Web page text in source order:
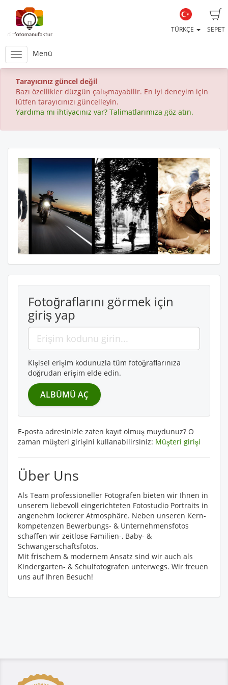
SEPET
TÜRKÇE
Menü
Tarayıcınız güncel değil
Bazı özellikler düzgün çalışmayabilir. En iyi deneyim için
lütfen tarayıcınızı güncelleyin.
Yardıma mı ihtiyacınız var? Talimatlarımıza göz atın.
Fotoğraflarını görmek için
giriş yap
Kişisel erişim kodunuzla tüm fotoğraflarınıza
doğrudan erişim elde edin.
E-posta adresinizle zaten kayıt olmuş muydunuz? O
zaman müşteri girişini kullanabilirsiniz: Müşteri girişi
Über Uns
Als Team professioneller Fotografen bieten wir Ihnen in
unserem liebevoll eingerichteten Fotostudio Portraits in
angenehm lockerer Atmosphäre. Neben unseren Kern-
kompetenzen Bewerbungs- & Unternehmensfotos
schaffen wir zeitlose Familien-, Baby- &
Schwangerschaftsfotos.
Mit frischem & modernem Ansatz sind wir auch als
Kindergarten- & Schulfotografen unterwegs. Wir freuen
uns auf Ihren Besuch!